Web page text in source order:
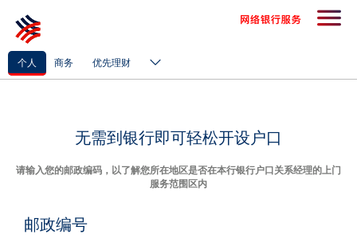
个人 商务 优先理财
无需到银行即可轻松开设户口
请输入您的邮政编码，以了解您所在地区是否在本行银行户口关系经理的上门
服务范围区内
邮政编号